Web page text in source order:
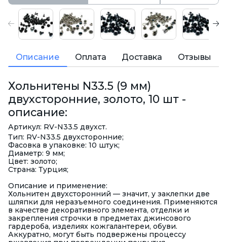
Описание Оплата Доставка Отзывы
Хольнитены N33.5 (9 мм)
двухсторонние, золото, 10 шт -
описание:
Артикул: RV-N33.5 двухст.
Тип: RV-N33.5 двухсторонние;
Фасовка в упаковке: 10 штук;
Диаметр: 9 мм;
Цвет: золото;
Страна: Турция;
Описание и применение:
Хольнитен двухсторонний — значит, у заклепки две
шляпки для неразъемного соединения. Применяются
в качестве декоративного элемента, отделки и
закрепления строчки в предметах джинсового
гардероба, изделиях кожгалантереи, обуви.
Аккуратно, могут быть подвержены процессу